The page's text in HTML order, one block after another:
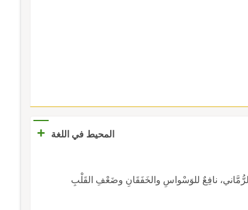
المحيط في اللغة
+
الرُّمَّاني، نافِعٌ للوَسْواسِ والخَفَقَانِ وضَعْفِ القَلْبِ